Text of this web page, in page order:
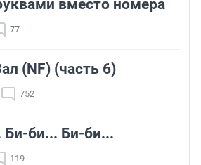
вместо номера
77
(NF) (часть 6)
752
Би-би... Би-би...
119